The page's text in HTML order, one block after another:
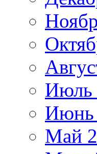
Июль
Июнь
Май